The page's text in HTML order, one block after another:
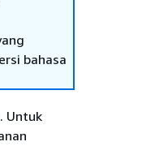
bahasa
Untuk